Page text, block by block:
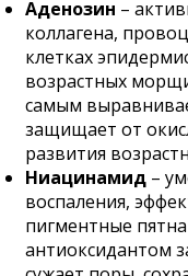
Аденозин –
коллагена,
клетках
возрастных
самым
защищает от
развития
Ниацинамид –
воспаления,
пигментные
антиоксидантом